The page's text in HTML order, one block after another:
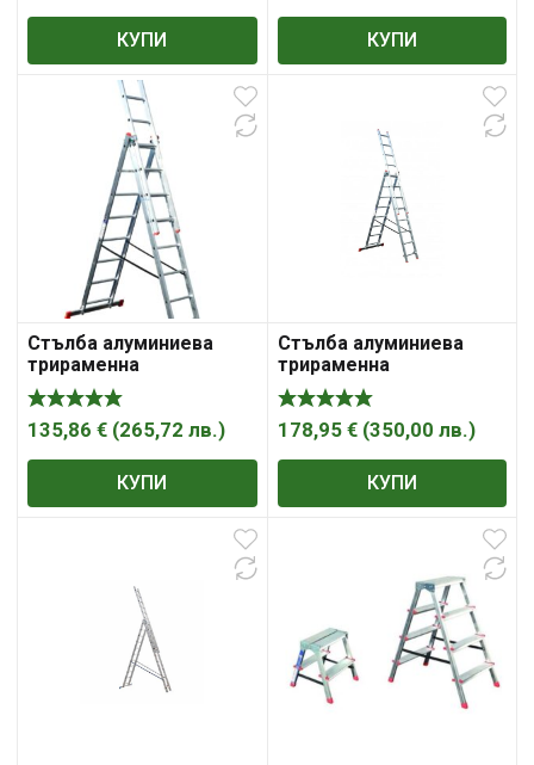
КУПИ КУПИ
Стълба алуминиева
трираменна
комбинирана (3X7)
135,86 € (265,72 лв.)
КУПИ
Стълба алуминиева
трираменна
комбинирана (3X9) STS
B10B3250
178,95 € (350,00 лв.)
КУПИ